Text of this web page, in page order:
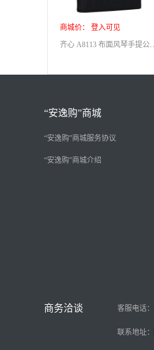
商城价： 登入可见
齐心 A8113 布
“安逸购”商城
“安逸购”商城服务协议
“安逸购”商城介绍
客服电话：
联系地址